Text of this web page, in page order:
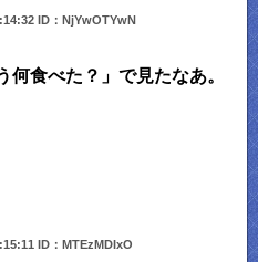
ID：NjYwOTYwN
食べた？」で見たなあ。
ID：MTEzMDIxO